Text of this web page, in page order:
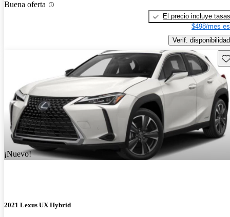
Buena oferta
El precio incluye tasas
$498/mes
Verif. disponibilidad
¡Nuevo!
2021 Lexus UX Hybrid